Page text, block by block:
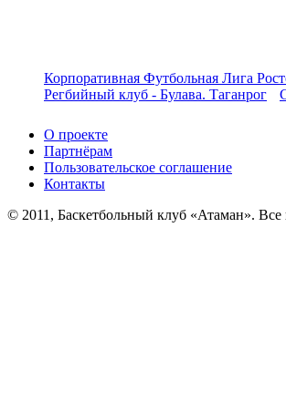
Корпоративная Футбольная Лига
Регбийный клуб - Булава. Таганрог
О проекте
Партнёрам
Пользовательское соглашение
Контакты
© 2011, Баскетбольный клуб «Атаман».